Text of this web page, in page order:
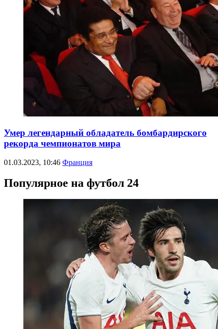
Умер легендарный обладатель бомбардирского
рекорда чемпионатов мира
01.03.2023, 10:46 Франция
Популярное на футбол 24